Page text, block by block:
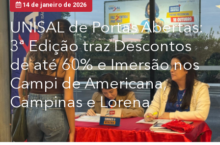
14 de janeiro de 2026
UNISAL de Portas Abertas:
3ª Edição traz Descontos
de até 60% e Imersão nos
Campi de Americana,
Campinas e Lorena